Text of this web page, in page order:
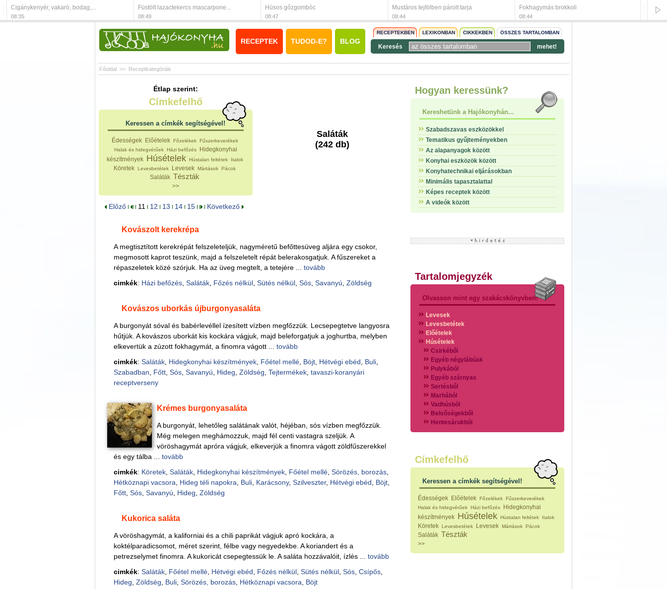
Cigánykenyér, vakaró, bodag,...
08:35
Füstölt lazactekercs mascarpone...
08:49
Húsos gőzgombóc
08:47
Mustáros tejfölben párolt tarja
08:44
Fokhagymás brokkoli
08:44
RECEPTEK TUDOD-E? BLOG
RECEPTEKBEN LEXIKONBAN CIKKEKBEN ÖSSZES TARTALOMBAN
Keresés mehet!
Főoldal >> Receptkategóriák
Étlap szerint:
Címkefelhő
Keressen a címkék segítségével!
Édességek Előételek Főzelékek Fűszerkeverékek
Halak és hidegvérűek Házi befőzés
Hidegkonyhai
készítmények Húsételek Hústalan feltétek Italok
Köretek Levesbetétek Levesek Mártások Pácok
Saláták Tészták
>>
Saláták
(242 db)
Előző 11 12 13 14 15 Következő
Kovászolt kerekrépa
A megtisztított kerekrépát felszeleteljük, nagyméretű befőttesüveg aljára egy csokor,
megmosott kaprot teszünk, majd a felszeletelt répát belerakosgatjuk. A fűszereket a
répaszeletek közé szórjuk. Ha az üveg megtelt, a tetejére ... tovább
cimkék: Házi befőzés, Saláták, Főzés nélkül, Sütés nélkül, Sós, Savanyú Zöldség
Kovászos uborkás újburgonyasaláta
A burgonyát sóval és babérlevéllel ízesített vízben megfőzzük. Lecsepegtetve langyosra
hűtjük. A kovászos uborkát kis kockára vágjuk, majd beleforgatjuk a joghurtba, melyben
elkevertük a zúzott fokhagymát, a finomra vágott ... tovább
cimkék: Saláták, Hidegkonyhai készítmények, Főétel mellé, Böjt, Hétvégi ebéd Buli,
Szabadban
Főtt, Sós, Savanyú Hideg Zöldség Tejtermékek, tavaszi-koranyári
receptverseny
Krémes burgonyasaláta
A burgonyát, lehetőleg salátának valót, héjéban, sós vízben megfőzzük.
Még melegen meghámozzuk, majd fél centi vastagra szeljük. A
vöröshagymát apróra vágjuk, elkeverjük a finomra vágott zöldfűszerekkel
és egy tálba ... tovább
cimkék: Köretek, Saláták, Hidegkonyhai készítmények, Főétel mellé, Sörözés, borozás,
Hétköznapi vacsora
Hideg téli napokra Buli, Karácsony, Szilveszter, Hétvégi ebéd Böjt,
Főtt, Sós, Savanyú Hideg Zöldség
Kukorica saláta
A vöröshagymát, a kaliforniai és a chili paprikát vágjuk apró kockára, a
koktélparadicsomot, méret szerint, félbe vagy negyedekbe. A koriandert és a
petrezselymet finomra. A kukoricát csepegtessük le. A saláta hozzávalóit, ízlés ... tovább
cimkék: Saláták, Főétel mellé, Hétvégi ebéd Főzés nélkül, Sütés nélkül, Sós, Csípős,
Hideg Zöldség Buli, Sörözés, borozás, Hétköznapi vacsora Böjt
Hogyan keressünk?
Kereshetünk a Hajókonyhán...
Szabadszavas eszközökkel
Tematikus gyűjteményekben
Az alapanyagok között
Konyhai eszközök között
Konyhatechnikai eljárásokban
Minimális tapasztalattal
Képes receptek között
A videók között
Tartalomjegyzék
Olvasson mint egy szakácskönyvben!
Levesek
Levesbetétek
Előételek
Húsételek
Csirkéből
Egyéb négylábúak
Pulykából
Egyéb szárnyas
Sertésből
Marhából
Vadhúsból
Belsőségekből
Hentesárukból
Vadszárnyasokból
Halak
Hidegvérűek
Klasszikus főzelékek
Hústalan feltétek
Zöldséges ételek
Hidegkonyhai készítmények
Főtt tészták
Zsiradékban sült tészták
Címkefelhő
Keressen a címkék segítségével!
Édességek Előételek Főzelékek Fűszerkeverékek
Halak és hidegvérűek Házi befőzés
Hidegkonyhai
készítmények Húsételek Hústalan feltétek Italok
Köretek Levesbetétek Levesek Mártások Pácok
Saláták Tészták
>>